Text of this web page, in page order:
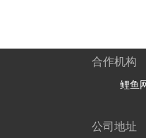
合作机构
鲤鱼
公司地址